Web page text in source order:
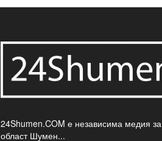
24Shumen.COM е независима медия за
област Шумен...